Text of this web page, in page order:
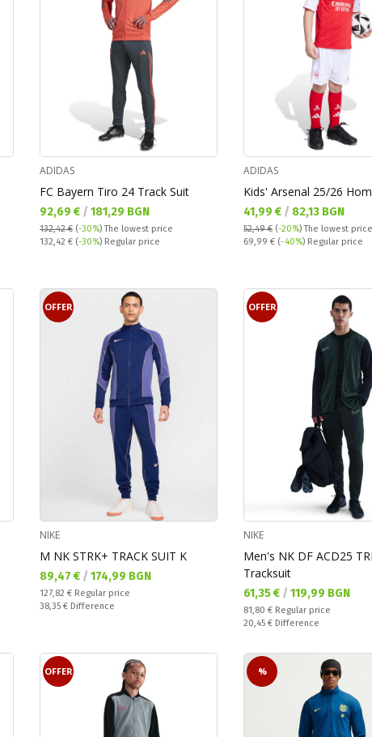
ADIDAS
FC Bayern Tiro 24 Track Suit
Текуща цена:
92,69 € / 181,29 BGN
132,42 € (-30%)The lowest price
Regular price:
132,42 € (-30%) Regular price
ADIDAS
Kids' Arsenal 25/26
Текуща цена:
41,99 € / 82,13 BGN
52,49 € (-20%)The lowest price
Regular price:
69,99 € (-40%) Regular price
OFFER
NIKE
M NK STRK+ TRACK SUIT K
Текуща цена:
89,47 € / 174,99 BGN
Regular price:
127,82 € Regular price
Спестявате:
38,35 € Difference
OFFER
NIKE
Men's NK DF ACD25
Tracksuit
Текуща цена:
61,35 € / 119,99 BGN
Regular price:
81,80 € Regular price
Спестявате:
20,45 € Difference
OFFER %